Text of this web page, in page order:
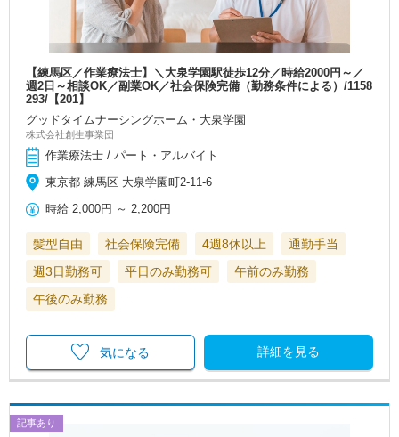
【練馬区／作業療法士】＼大泉学園駅徒歩12分／時給2000円～／
週2日～相談OK／副業OK／社会保険完備（勤務条件による）/1158
293/【201】
グッドタイムナーシングホーム・大泉学園
株式会社創生事業団
作業療法士 / パート・アルバイト
東京都 練馬区 大泉学園町2-11-6
時給 2,000円 ～ 2,200円
髪型自由 社会保険完備 4週8休以上
通勤手当
週3日勤務可
平日のみ勤務可
午前のみ勤務
午後のみ勤務
詳細を見る
気になる
記事あり